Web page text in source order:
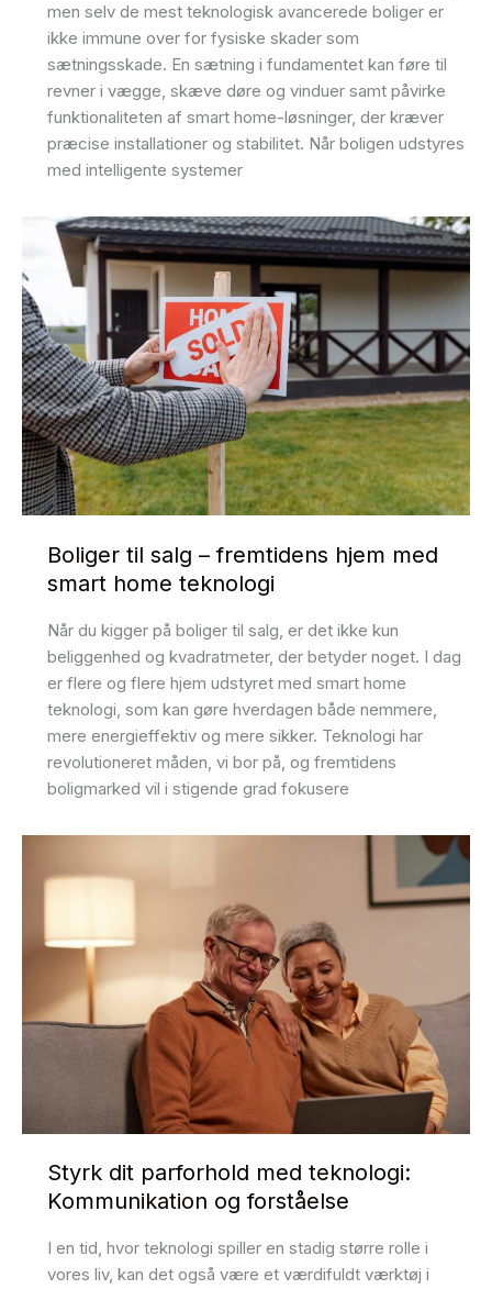
men selv de mest teknologisk avancerede boliger er
ikke immune over for fysiske skader som
sætningsskade. En sætning i fundamentet kan føre til
revner i vægge, skæve døre og vinduer samt påvirke
funktionaliteten af smart home-løsninger, der kræver
præcise installationer og stabilitet. Når boligen udstyres
med intelligente systemer
Boliger til salg – fremtidens hjem med
smart home teknologi
Når du kigger på boliger til salg, er det ikke kun
beliggenhed og kvadratmeter, der betyder noget. I dag
er flere og flere hjem udstyret med smart home
teknologi, som kan gøre hverdagen både nemmere,
mere energieffektiv og mere sikker. Teknologi har
revolutioneret måden, vi bor på, og fremtidens
boligmarked vil i stigende grad fokusere
Styrk dit parforhold med teknologi:
Kommunikation og forståelse
I en tid, hvor teknologi spiller en stadig større rolle i
vores liv, kan det også være et værdifuldt værktøj i